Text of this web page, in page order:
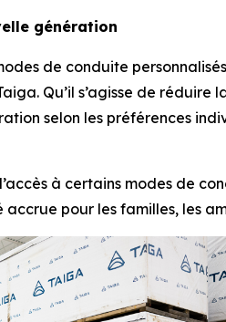
génération
de conduite
Qu’il s’agisse de
selon les préférences
à certains modes de
pour les familles, les